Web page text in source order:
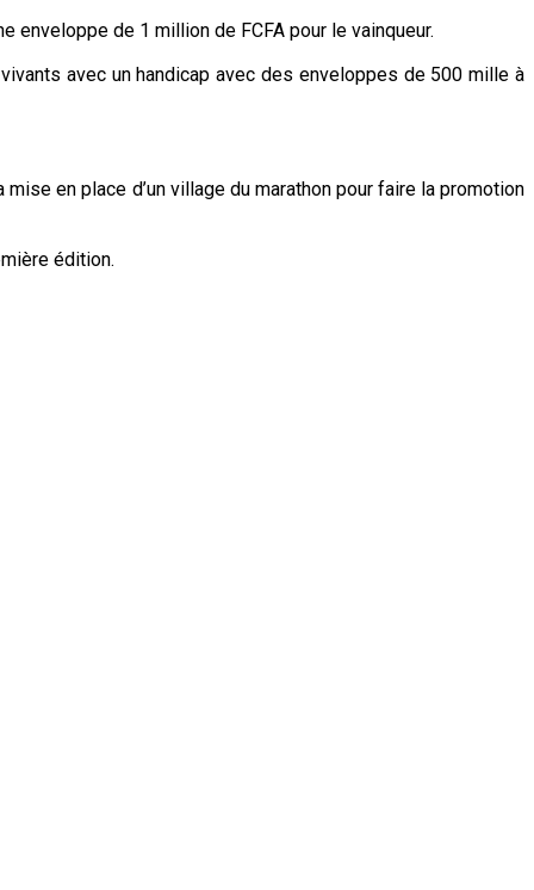
enveloppe de 1 million de FCFA pour le vainqueur.
avec un handicap avec des enveloppes de 500 mille à
en place d’un village du marathon pour faire la promotion
édition.